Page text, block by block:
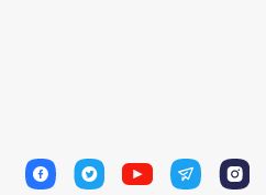
1 1 1 1 1